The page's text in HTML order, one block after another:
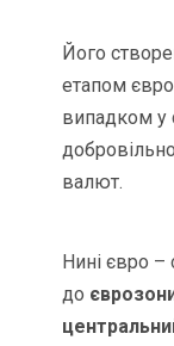
Його
етапом
випадком у
валют.
Нині євро –
до